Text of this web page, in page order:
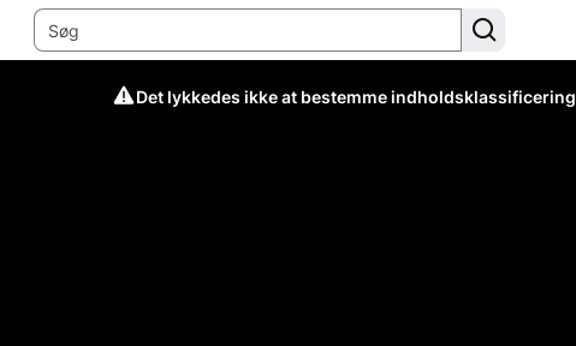
Det lykkedes ikke at bestemme indholdsklassificering